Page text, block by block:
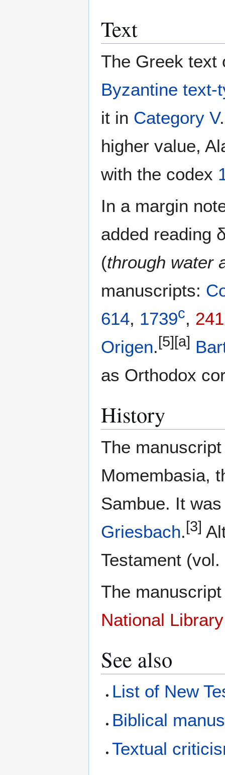
Text
The Greek text
Byzantine text-
it in Category V
higher value,
with the codex
In a margin
added reading
(through water
manuscripts:
614, 1739c,
Origen. [5] [a]
as Orthodox
History
The
Momembasia,
Sambue. It
Griesbach. [3]
Testament
The
National Library
See also
List of New
Biblical
Textual